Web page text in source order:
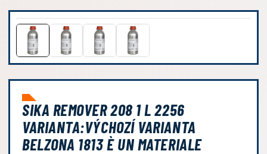
SIKA REMOVER 208 1 L 2256
VARIANTA:VÝCHOZÍ VARIANTA
BELZONA 1813 È UN MATERIALE